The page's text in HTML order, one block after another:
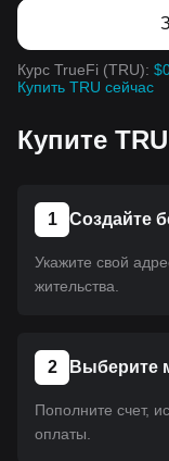
Курс TrueFi (TRU):
Купить TRU сейчас
Купите
1 Создайте
Укажите свой
жительства.
2 Выберите
Пополните счет,
оплаты.